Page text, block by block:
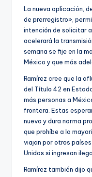
La nueva aplicación,
de prerregistro»,
intención de solicitar
acelerará la
semana se fije en la
México y que más
Ramírez cree que la
del Título 42 en
más personas a
frontera. Estas
nueva y dura norma
que prohíbe a la
viajan por otros
Unidos si ingresan
Ramírez también dijo